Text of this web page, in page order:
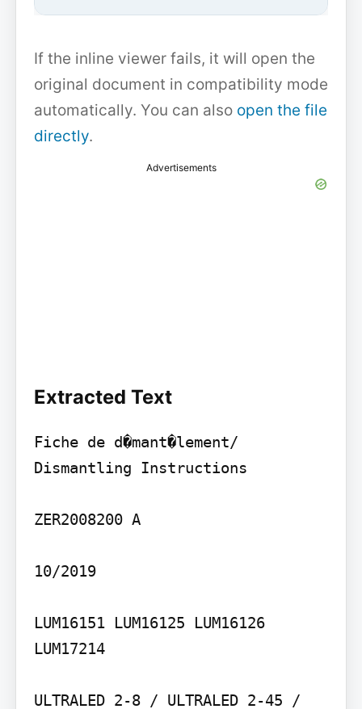
If the inline viewer fails, it will open the
original document in compatibility mode
automatically. You can also open the file
directly.
Advertisements
Extracted Text
Fiche de d�mant�lement/
Dismantling Instructions
ZER2008200 A
10/2019
LUM16151 LUM16125 LUM16126
LUM17214
ULTRALED 2-8 / ULTRALED 2-45 /